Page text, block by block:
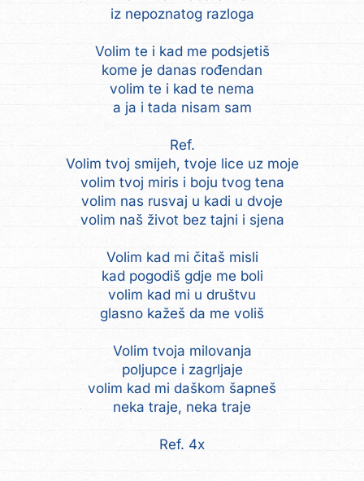
iz nepoznatog razloga
Volim te i kad me podsjetiš
kome je danas rođendan
volim te i kad te nema
a ja i tada nisam sam
Ref.
Volim tvoj smijeh, tvoje lice uz moje
volim tvoj miris i boju tvog tena
volim nas rusvaj u kadi u dvoje
volim naš život bez tajni i sjena
Volim kad mi čitaš misli
kad pogodiš gdje me boli
volim kad mi u društvu
glasno kažeš da me voliš
Volim tvoja milovanja
poljupce i zagrljaje
volim kad mi daškom šapneš
neka traje, neka traje